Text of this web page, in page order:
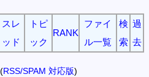
スレ
ッド
トピ
ック
RANK
ファイ
ル一覧
検
索
過
去
(RSS/SPAM 対応版)